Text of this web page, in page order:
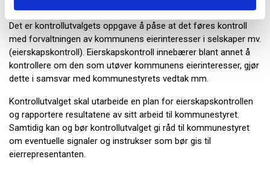
Det er kontrollutvalgets oppgave å påse at det føres kontroll
med forvaltningen av kommunens eierinteresser i selskaper mv.
(eierskapskontroll). Eierskapskontroll innebærer blant annet å
kontrollere om den som utøver kommunens eierinteresser, gjør
dette i samsvar med kommunestyrets vedtak mm.
Kontrollutvalget skal utarbeide en plan for eierskapskontrollen
og rapportere resultatene av sitt arbeid til kommunestyret.
Samtidig kan og bør kontrollutvalget gi råd til kommunestyret
om eventuelle signaler og instrukser som bør gis til
eierrepresentanten.